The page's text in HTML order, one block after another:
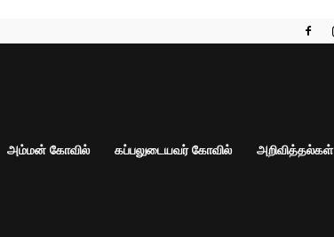
அம்மன் கோவில் கப்பலுடையவர் கோவில் அறிவித்தல்கள்